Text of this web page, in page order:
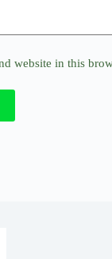
website in this